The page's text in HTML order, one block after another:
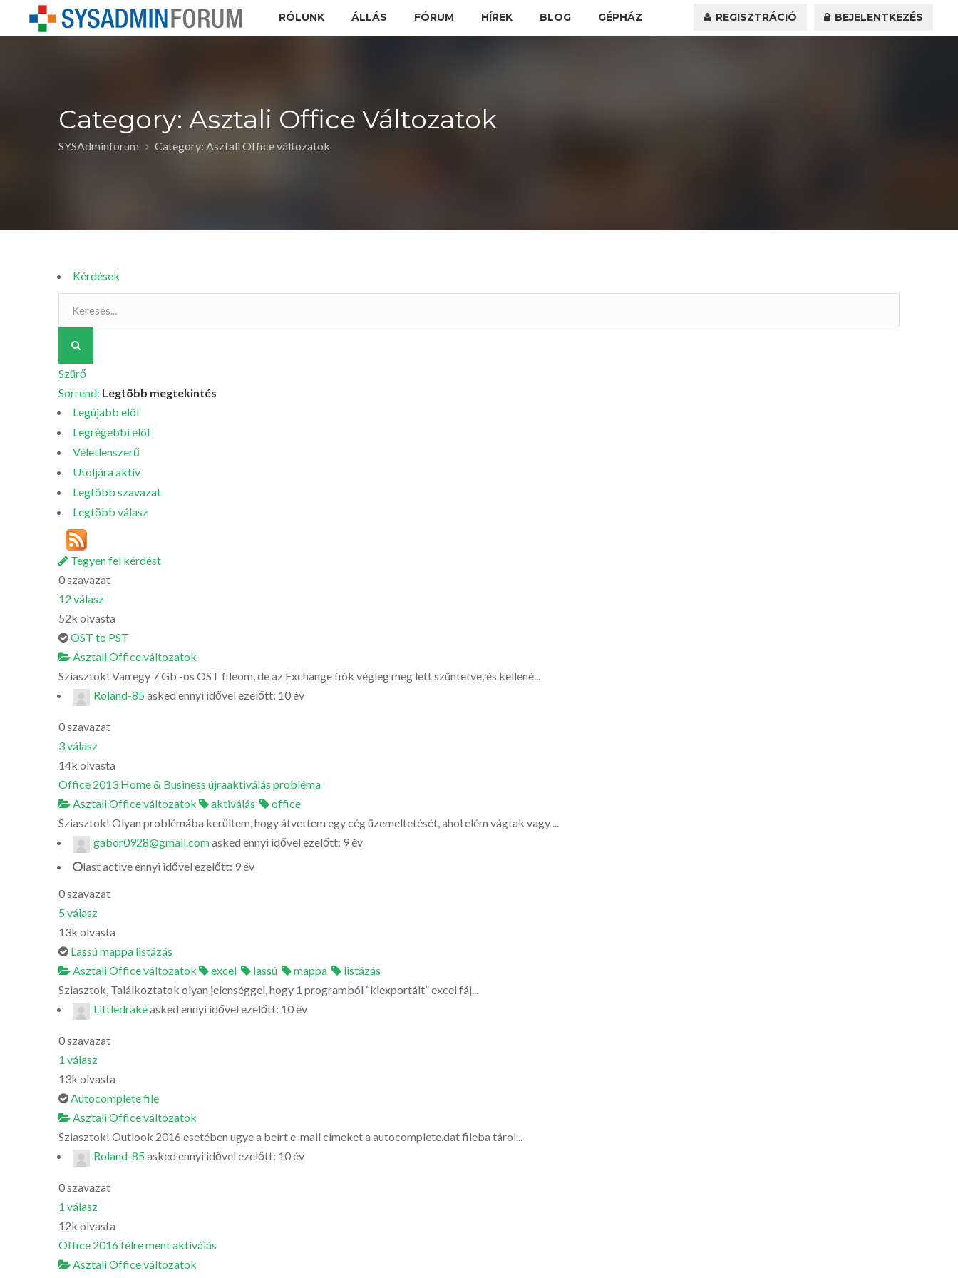
RÓLUNK ÁLLÁS FÓRUM HÍREK BLOG GÉPHÁZ REGISZTRÁCIÓ BEJELENTKEZÉS
Category: Asztali Office Változatok
SYSAdminforum Category: Asztali Office változatok
Kérdések
Szürő
Sorrend: Legtöbb megtekintés
Legújabb elöl
Legrégebbi elöl
Véletlenszerű
Utoljára aktív
Legtöbb szavazat
Legtöbb válasz
Tegyen fel kérdést
0szavazat
12 válasz
52k olvasta
OST to PST
Asztali Office változatok
Sziasztok! Van egy 7 Gb -os OST fileom, de az Exchange fiók végleg meg lett szüntetve, és kellené...
Roland-85 asked ennyi idővel ezelőtt: 10 év
0szavazat
3válasz
14k olvasta
Office 2013 Home & Business újraaktiválás probléma
Asztali Office változatok
aktiválás
office
Sziasztok! Olyan problémába kerültem, hogy átvettem egy cég üzemeltetését, ahol elém vágtak vagy ...
gabor0928@gmail.comasked ennyi idővel ezelőtt: 9 év
last active ennyi idővel ezelőtt: 9 év
0szavazat
5 válasz
13k olvasta
Lassú mappa listázás
Asztali Office változatok
excel lassú mappa
listázás
Sziasztok, Találkoztatok olyan jelenséggel, hogy 1 programból “kiexportált” excel fáj...
Littledrakeasked ennyi idővel ezelőtt: 10 év
0szavazat
1 válasz
13k olvasta
Autocomplete file
Asztali Office változatok
Sziasztok! Outlook 2016 esetében ugye a beírt e-mail címeket a autocomplete.dat fileba tárol...
Roland-85 asked ennyi idővel ezelőtt: 10 év
0szavazat
1 válasz
12k olvasta
Office 2016 félre ment aktiválás
Asztali Office változatok